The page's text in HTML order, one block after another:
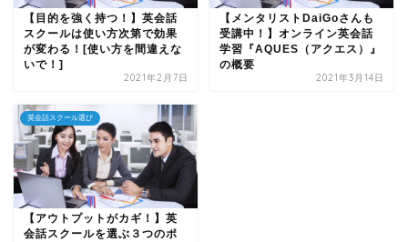
【目的を強く持つ！】英会話
スクールは使い方次第で効果
が変わる！[使い方を間違えな
いで！]
2021年2月7日
【メンタリストDaiGoさんも
受講中！】オンライン英会話
学習『AQUES（アクエス）』
の概要
2021年3月14日
英会話スクール選び
【アウトプットがカギ！】英
会話スクールを選ぶ３つのポ